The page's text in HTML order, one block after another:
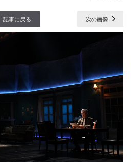
記事に戻る 次の画像